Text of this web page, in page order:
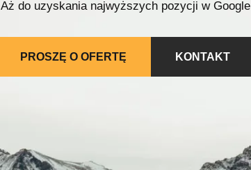
Aż do uzyskania najwyższych pozycji w Google
PROSZĘ O OFERTĘ KONTAKT